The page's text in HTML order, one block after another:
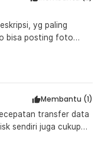
yg paling
bisa posting foto
Membantu (1)
transfer data
sendiri juga cukup
mencari memori